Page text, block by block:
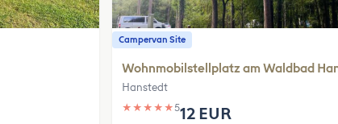
Campervan Site
Wohnmobilstellplatz am Waldbad
Hanstedt
★ ★ ★ ★ ★512 EUR